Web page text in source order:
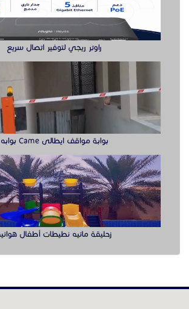
زحليقة مائيه نطيطات أطفال هوائيه
الدول